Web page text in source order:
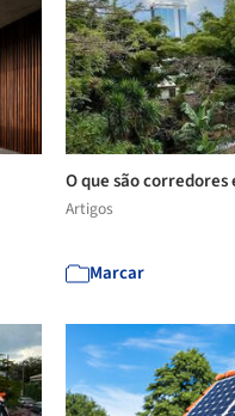
O que são corredores
Artigos
Marcar